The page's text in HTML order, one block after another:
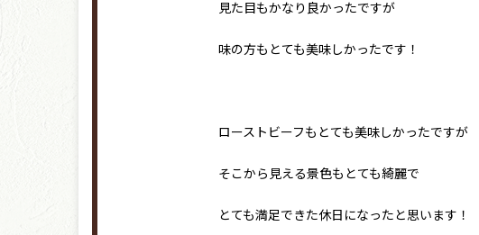
見た目もかなり良かったですが
味の方もとても美味しかったです！
ローストビーフもとても美味しかったですが
そこから見える景色もとても綺麗で
とても満足できた休日になったと思います！